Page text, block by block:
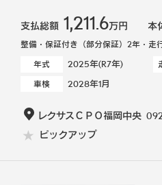
支払総額 1,211.6万円 本
整備・保証付き（部分保証）2年・走
年式
2025年(R7年)
車検 2028年1月
レクサスＣＰＯ福岡中央
ピックアップ